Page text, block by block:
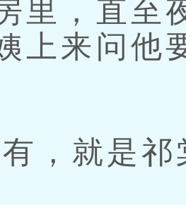
里，直至
上来问他
，就是祁